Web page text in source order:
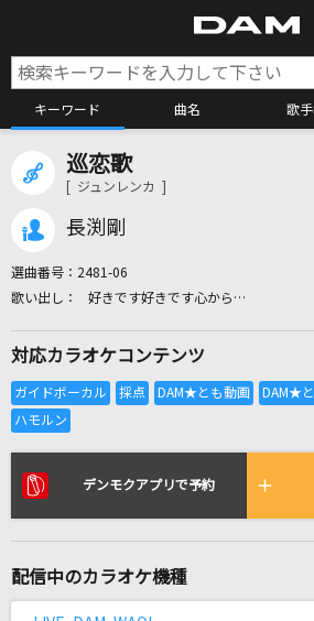
キーワード 曲名 歌
全国りれき
リアルタイムで歌われてい
太陽のSEASON
[生音]炎天夏(十周年記念 横浜ス
湘南乃風
巡恋歌
[ ジュンレンカ ]
長渕剛
選曲番号： 2481-06
好きです好きです心から…
対応カラオケコンテンツ
デンモクアプリで予約
配信中のカラオケ機種